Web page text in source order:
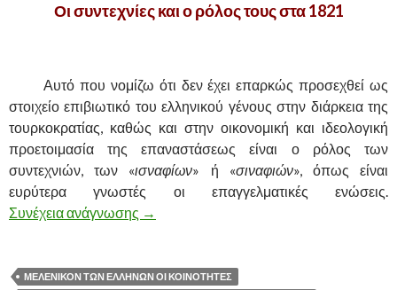
Οι συντεχνίες και ο ρόλος τους στα 1821
Αυτό που νομίζω ότι δεν έχει επαρκώς προσεχθεί ως
στοιχείο επιβιωτικό του ελληνικού γένους στην διάρκεια της
τουρκοκρατίας, καθώς και στην οικονομική και ιδεολογική
προετοιμασία της επαναστάσεως είναι ο ρόλος των
συντεχνιών, των «ισναφίων» ή «σιναφιών», όπως είναι
ευρύτερα γνωστές οι επαγγελματικές ενώσεις.
Συνέχεια ανάγνωσης ΟΙ ΣΥΝΤΕΧΝΙΕΣ ΚΑΙ Ο ΡΟΛΟΣ ΤΟΥΣ
→
ΜΕΛΕΝΙΚΟΝ ΤΩΝ ΕΛΛΗΝΩΝ ΟΙ ΚΟΙΝΟΤΗΤΕΣ